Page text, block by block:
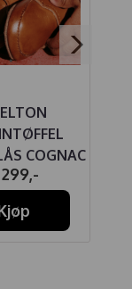
COGNAC
299,-